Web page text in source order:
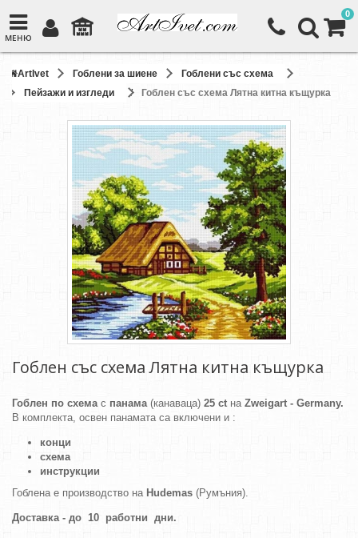
МЕНЮ
0
ArtIvet Гоблени за шиене
Гоблени със схема
Пейзажи и изгледи
Гоблен със схема Лятна китна къщурка
Гоблен със схема Лятна китна къщурка
Гоблен по схемас панама(канаваца) 25 ctна Zweigart - Germany.
В комплекта, освен панамата са включени и :
конци
схема
инструкции
Гоблена е производство на Hudemas (Румъния).
Доставка - до 10 работни дни.